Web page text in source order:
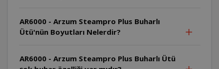
AR6000 - Arzum Steampro Plus Buharlı
Ütü'nün Boyutları Nelerdir?
AR6000 - Arzum Steampro Plus Buharlı Ütü